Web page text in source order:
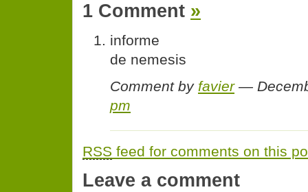
1 Comment »
informe
de nemesis
Comment by favier—
pm
RSS feed for comments on this
Leave a comment